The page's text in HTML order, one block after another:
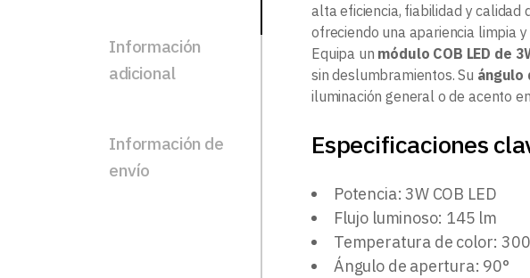
Información
adicional
Información de
envío
alta eficiencia, fiabilidad y calidad
ofreciendo una apariencia limpia
Equipa un módulo COB LED de
sin deslumbramientos. Su ángulo
iluminación general o de acento
Especificaciones
Potencia: 3W COB LED
Flujo luminoso: 145 lm
Temperatura de color:
Ángulo de apertura: 90°